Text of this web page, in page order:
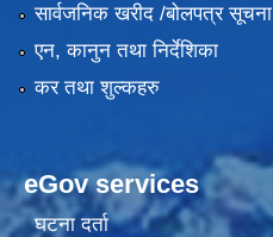
सार्वजनिक खरीद /बोलपत्र सूचना
एन, कानुन तथा निर्देशिका
कर तथा शुल्कहरु
eGov services
घटना दर्ता